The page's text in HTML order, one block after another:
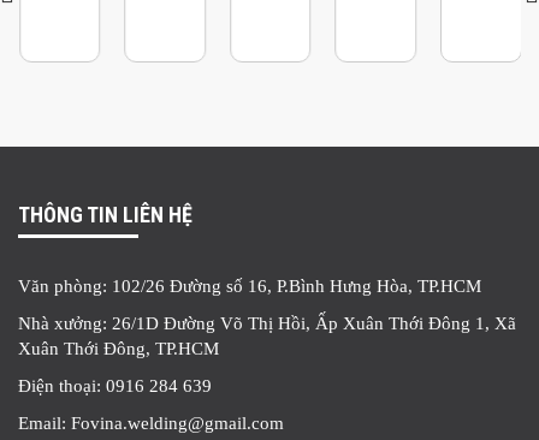
THÔNG TIN LIÊN HỆ
Văn phòng: 102/26 Đường số 16, P.Bình Hưng Hòa, TP.HCM
Nhà xưởng: 26/1D Đường Võ Thị Hồi, Ấp Xuân Thới Đông 1, Xã
Xuân Thới Đông, TP.HCM
Điện thoại: 0916 284 639
Email: Fovina.welding@gmail.com